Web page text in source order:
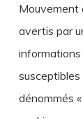
Mouvement
avertis par
susceptibles
dénommés